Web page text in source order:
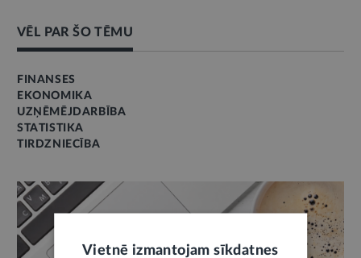
VĒL PAR ŠO TĒMU
FINANSES
EKONOMIKA
UZŅĒMĒJDARBĪBA
STATISTIKA
TIRDZNIECĪBA
Vietnē izmantojam sīkdatnes